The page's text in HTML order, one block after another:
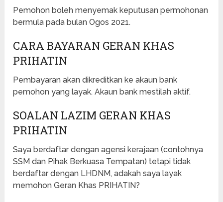
Pemohon boleh menyemak keputusan permohonan
bermula pada bulan Ogos 2021.
CARA BAYARAN GERAN KHAS
PRIHATIN
Pembayaran akan dikreditkan ke akaun bank
pemohon yang layak. Akaun bank mestilah aktif.
SOALAN LAZIM GERAN KHAS
PRIHATIN
Saya berdaftar dengan agensi kerajaan (contohnya
SSM dan Pihak Berkuasa Tempatan) tetapi tidak
berdaftar dengan LHDNM, adakah saya layak
memohon Geran Khas PRIHATIN?